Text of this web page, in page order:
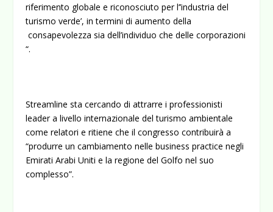
riferimento globale e riconosciuto per l’’industria del
turismo verde’, in termini di aumento della
consapevolezza sia dell’individuo che delle corporazioni
“.
Streamline sta cercando di attrarre i professionisti
leader a livello internazionale del turismo ambientale
come relatori e ritiene che il congresso contribuirà a
“produrre un cambiamento nelle business practice negli
Emirati Arabi Uniti e la regione del Golfo nel suo
complesso”.